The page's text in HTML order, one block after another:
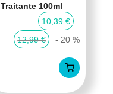
Traitante 100ml
10,39 €
12,99 €
- 20 %